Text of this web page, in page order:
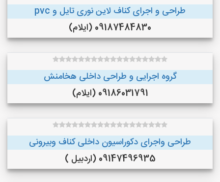
طراحی و اجرای کناف لاین نوری تایل و pvc
09187484830 (ایلام)
گروه اجرایی و طراحی داخلی هخامنش
09186031791 (ایلام)
طراحی واجرای دکوراسیون داخلی کناف وبیرونی
09147496935 (اردبیل )